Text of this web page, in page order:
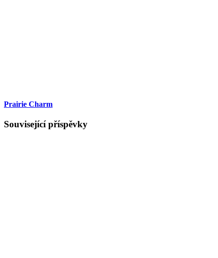
Prairie Charm
Související příspěvky